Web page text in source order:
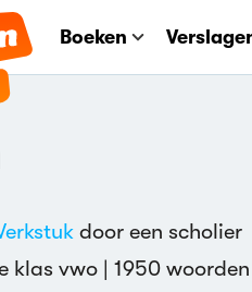
Boeken
door een scholier
klas vwo | 1950 woorden